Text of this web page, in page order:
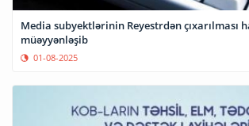
Media subyektlərinin Reyestrdən çıxarılması
müəyyənləşib
01-08-2025